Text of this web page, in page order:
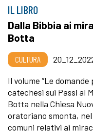
IL LIBRO
Dalla Bibbia ai
Botta
CULTURA
Il volume “Le
catechesi sui Passi al
Botta nella Chiesa
oratoriano smonta,
comuni relativi ai